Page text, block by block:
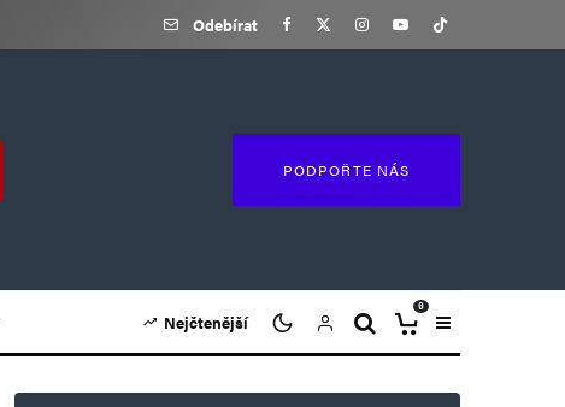
Odebírat
PODPOŘTE NÁS
Nejčtenější
0